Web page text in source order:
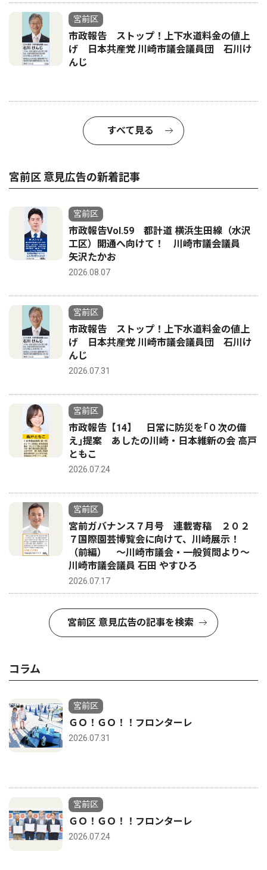
宮前区
市政報告 ストップ！上下水道料金の値上
げ 日本共産党 川崎市議会議員団 石川け
んじ
すべて見る
宮前区 意見広告の新着記事
宮前区
市政報告Vol.59 都計道 横浜生田線（水沢
工区）開通へ向けて！ 川崎市議会議員
矢沢たかお
2026.08.07
宮前区
市政報告 ストップ！上下水道料金の値上
げ 日本共産党 川崎市議会議員団 石川け
んじ
2026.07.31
宮前区
市政報告【14】 日常に防災を｢０次の備
え｣提案 あしたの川崎・日本維新の会 高戸
ともこ
2026.07.24
宮前区
宮前ガバナンス７月号 連載寄稿 ２０２
７国際園芸博覧会に向けて、川崎展示！
（前編） 〜川崎市議会・一般質問より〜
川崎市議会議員 石田 やすひろ
2026.07.17
宮前区 意見広告の記事を検索
コラム
宮前区
ＧＯ！ＧＯ！！フロンターレ
2026.07.31
宮前区
ＧＯ！ＧＯ！！フロンターレ
2026.07.24